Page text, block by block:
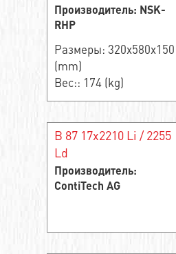
Производитель: NSK-
RHP
Размеры: 320x580x150
(mm)
Вес:: 174 (kg)
B 87 17x2210 Li / 2255
Ld
Производитель:
ContiTech AG